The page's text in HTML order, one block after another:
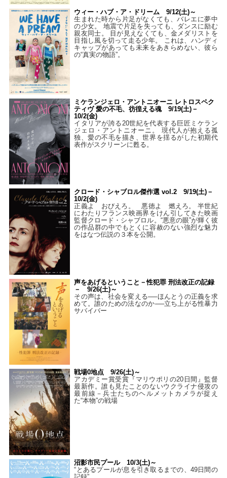
ウィー・ハブ・ア・ドリーム 9/12(土)～
生まれた時から片足がなくても、バレエに夢中
の少女。 地震で片足を失っても、ダンスに励む
親友同士。 目が見えなくても、金メダリストを
目指し風を切って走る少年。 これは、ハンディ
キャップがあっても未来をあきらめない、彼ら
の“真実の物語”。
ミケランジェロ・アントニオーニ レトロスペク
ティヴ 愛の不毛、彷徨える魂 9/19(土)－
10/2(金)
イタリアが誇る20世紀を代表する巨匠ミケラン
ジェロ・アントニオーニ。 現代人が抱える孤
独、愛の不毛を描き、世界を揺るがした初期代
表作がスクリーンに甦る。
クロード・シャブロル傑作選 vol.2 9/19(土)－
10/2(金)
正義よ おびえろ。 悪徳よ 燃えろ。 半世紀
にわたりフランス映画界をけん引してきた映画
監督クロード・シャブロル。“悪意の眼”が輝く彼
の作品群の中でもとくに容赦のない強烈な魅力
をはなつ伝説の３本を公開。
声をあげるということ－性犯罪 刑法改正の記録
－ 9/26(土)～
その声は、社会を変える──ほんとうの正義を求
めて。誰のための法なのか──立ち上がる性暴力
サバイバー
戦場0地点 9/26(土)～
アカデミー賞受賞『マリウポリの20日間』監督
最新作。誰も見たことのないウクライナ侵攻の
最前線－兵士たちのヘルメットカメラが捉え
た“本物”の戦場
沼影市民プール 10/3(土)～
“とあるプールが息を引き取るまでの、49日間の